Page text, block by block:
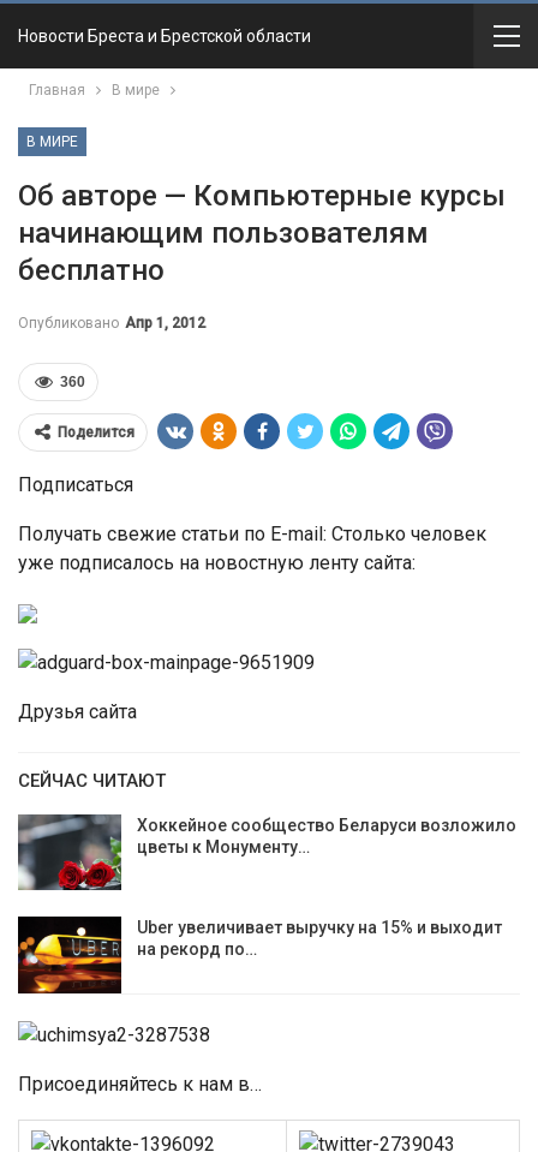
Новости Бреста и Брестской области
Главная В мире
В МИРЕ
Об авторе — Компьютерные курсы
начинающим пользователям
бесплатно
Опубликовано Апр 1, 2012
360
Поделится
Подписаться
Получать свежие статьи по E-mail: Столько человек
уже подписалось на новостную ленту сайта:
Друзья сайта
СЕЙЧАС ЧИТАЮТ
Хоккейное сообщество Беларуси возложило
цветы к Монументу…
Uber увеличивает выручку на 15% и выходит
на рекорд по…
Присоединяйтесь к нам в…